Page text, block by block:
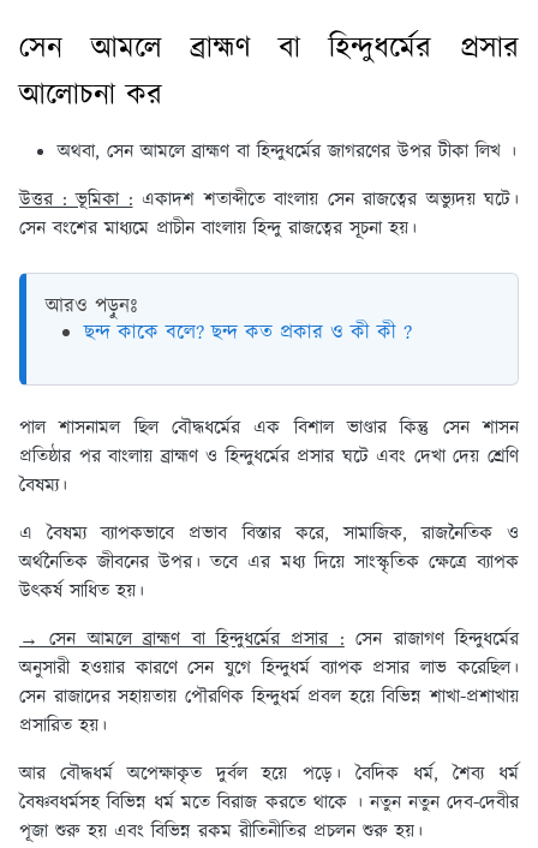
সেন আমলে ব্রাহ্মণ বা হিন্দুধর্মের প্রসার
আলোচনা কর
অথবা, সেন আমলে ব্রাহ্মণ বা হিন্দুধর্মের জাগরণের উপর টীকা লিখ ।
উত্তর : ভূমিকা :একাদশ শতাব্দীতে বাংলায় সেন রাজত্বের অভ্যুদয় ঘটে।
সেন বংশের মাধ্যমে প্রাচীন বাংলায় হিন্দু রাজত্বের সূচনা হয়।
আরও পড়ুনঃ
ছন্দ কাকে বলে? ছন্দ কত প্রকার ও কী কী ?
পাল শাসনামল ছিল বৌদ্ধধর্মের এক বিশাল ভাণ্ডার কিন্তু সেন শাসন
প্রতিষ্ঠার পর বাংলায় ব্রাহ্মণ ও হিন্দুধর্মের প্রসার ঘটে এবং দেখা দেয় শ্রেণি
বৈষম্য।
এ বৈষম্য ব্যাপকভাবে প্রভাব বিস্তার করে, সামাজিক, রাজনৈতিক ও
অর্থনৈতিক জীবনের উপর। তবে এর মধ্য দিয়ে সাংস্কৃতিক ক্ষেত্রে ব্যাপক
উৎকর্ষ সাধিত হয়।
→ সেন আমলে ব্রাহ্মণ বা হিন্দুধর্মের প্রসার :সেন রাজাগণ হিন্দুধর্মের
অনুসারী হওয়ার কারণে সেন যুগে হিন্দুধর্ম ব্যাপক প্রসার লাভ করেছিল।
সেন রাজাদের সহায়তায় পৌরণিক হিন্দুধর্ম প্রবল হয়ে বিভিন্ন শাখা-প্রশাখায়
প্রসারিত হয়।
আর বৌদ্ধধর্ম অপেক্ষাকৃত দুর্বল হয়ে পড়ে। বৈদিক ধর্ম, শৈব্য ধর্ম
বৈষ্ণবধর্মসহ বিভিন্ন ধর্ম মতে বিরাজ করতে থাকে । নতুন নতুন দেব-দেবীর
পূজা শুরু হয় এবং বিভিন্ন রকম রীতিনীতির প্রচলন শুরু হয়।